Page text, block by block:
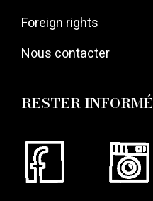
Foreign rights
Nous contacter
RESTER INFORMÉ